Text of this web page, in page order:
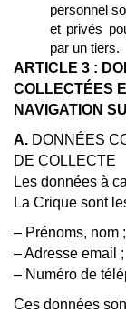
personnel
et privés
par un tiers.
ARTICLE 3 :
COLLECTÉES
NAVIGATION
A. DONNÉES
DE COLLECTE
Les données à
La Crique sont
– Prénoms, nom ;
– Adresse email ;
– Numéro de
Ces données